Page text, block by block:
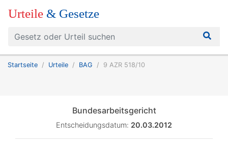
Urteile & Gesetze
Startseite Urteile BAG 9 AZR 518/10
Bundesarbeitsgericht
Entscheidungsdatum: 20.03.2012